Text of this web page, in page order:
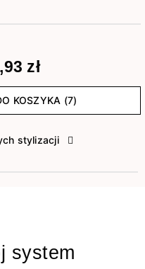
zł
KOSZYKA (7)
stylizacji
system